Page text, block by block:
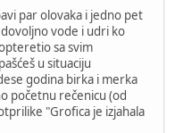
par olovaka i jedno pet
dovoljno vode i udri ko
sa svim
u situaciju
godina birka i merka
početnu rečenicu (od
"Grofica je izjahala